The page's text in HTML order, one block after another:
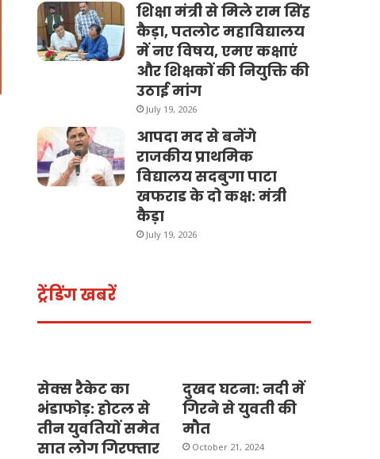
शिक्षा मंत्री से मिले राम सिंह
कैड़ा, पतलोट महाविद्यालय
में नए विषय, एमए कक्षाएं
और शिक्षकों की नियुक्ति की
उठाई मांग
July 19, 2026
आपदा मद से बनेंगे
राजकीय प्राथमिक
विद्यालय सदबुगा पाटा
खफराड के दो कक्ष: मंत्री
कैड़ा
July 19, 2026
ट्रेंडिंग खबरें
सेक्स रैकेट का
भंडाफोड़: होटल से
तीन युवतियों समेत
सात लोग गिरफ्तार
दुखद घटना: नदी में
गिरने से युवती की
मौत
October 21, 2024